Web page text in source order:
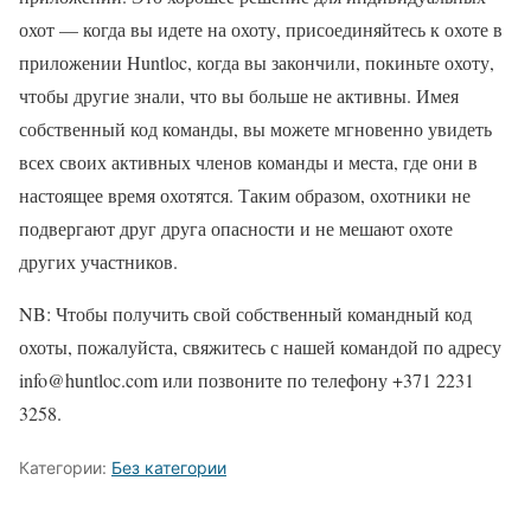
охот — когда вы идете на охоту, присоединяйтесь к охоте в
приложении Huntloc, когда вы закончили, покиньте охоту,
чтобы другие знали, что вы больше не активны. Имея
собственный код команды, вы можете мгновенно увидеть
всех своих активных членов команды и места, где они в
настоящее время охотятся. Таким образом, охотники не
подвергают друг друга опасности и не мешают охоте
других участников.
NB: Чтобы получить свой собственный командный код
охоты, пожалуйста, свяжитесь с нашей командой по адресу
info@huntloc.com или позвоните по телефону +371 2231
3258.
Категории: Без категории